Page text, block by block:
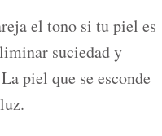
el tono si tu piel es
suciedad y
piel que se esconde